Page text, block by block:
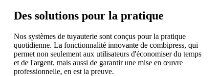
Des solutions pour la pratique
Nos systèmes de tuyauterie sont conçus pour la pratique
quotidienne. La fonctionnalité innovante de combipress, qui
permet non seulement aux utilisateurs d'économiser du temps
et de l'argent, mais aussi de garantir une mise en œuvre
professionnelle, en est la preuve.